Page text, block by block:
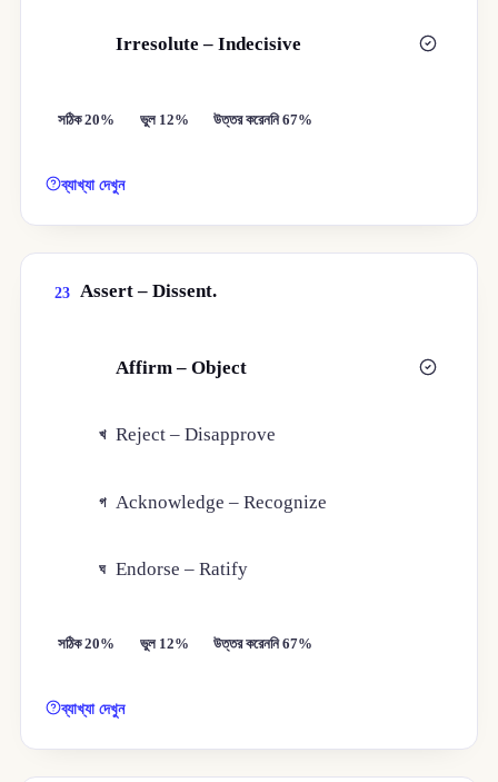
Irresolute – Indecisive
সঠিক 20% ভুল 12% উত্তর করেননি 67%
ব্যাখ্যা দেখুন
23 Assert – Dissent.
Affirm – Object
খ Reject – Disapprove
গ Acknowledge – Recognize
ঘ Endorse – Ratify
সঠিক 20% ভুল 12% উত্তর করেননি 67%
ব্যাখ্যা দেখুন